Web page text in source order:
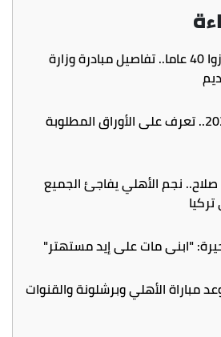
فرص عمل لمن تجاوزوا 40 عاما.. تفاصيل مبادرة وزارة
طلبات حج القرعة 2027.. تعرف على الأوراق المطلوبة
نجم الأهلي يفاجئ الجميع
"ابني مات على إيد مستهتر"
مباراة الأهلي وبرشلونة والقنوات